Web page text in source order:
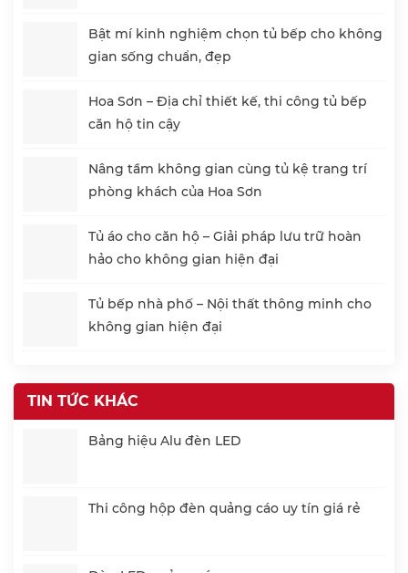
Bật mí kinh nghiệm chọn tủ bếp cho không
gian sống chuẩn, đẹp
Hoa Sơn – Địa chỉ thiết kế, thi công tủ bếp
căn hộ tin cậy
Nâng tầm không gian cùng tủ kệ trang trí
phòng khách của Hoa Sơn
Tủ áo cho căn hộ – Giải pháp lưu trữ hoàn
hảo cho không gian hiện đại
Tủ bếp nhà phố – Nội thất thông minh cho
không gian hiện đại
TIN TỨC KHÁC
Bảng hiệu Alu đèn LED
Thi công hộp đèn quảng cáo uy tín giá rẻ